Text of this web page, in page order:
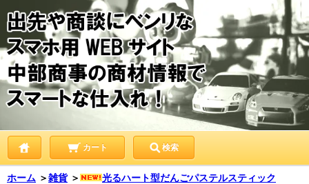
カート 検索
ホーム ＞雑貨 ＞ 光るハート型だんごパステルスティック